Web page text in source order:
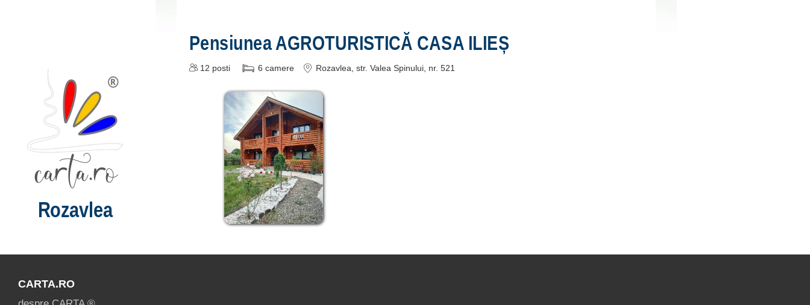
Pensiunea AGROTURISTICĂ CASA ILIEȘ
12 posti 6 camere Rozavlea , str. Valea Spinului, nr. 521
Rozavlea
CARTA.RO